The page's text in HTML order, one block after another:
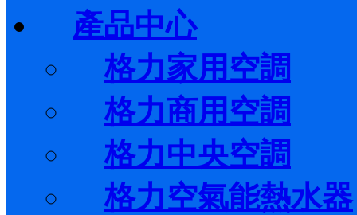
產品中心
格力家用空調
格力商用空調
格力中央空調
格力空氣能熱水器